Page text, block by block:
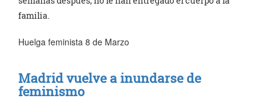
familia.
Huelga feminista 8 de Marzo
Madrid vuelve a inundarse de
feminismo